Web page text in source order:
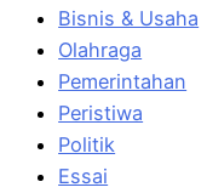
Bisnis & Usaha
Olahraga
Pemerintahan
Peristiwa
Politik
Essai